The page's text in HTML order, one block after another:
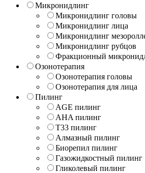
Микронидлинг
Микронидлинг головы
Микронидлинг лица
Микронидлинг
Микронидлинг рубцов
Фракционный
Озонотерапия
Озонотерапия головы
Озонотерапия для лица
Пилинг
AGE пилинг
AHA пилинг
T33 пилинг
Алмазный пилинг
Биорепил пилинг
Газожидкостный пилинг
Гликолевый пилинг